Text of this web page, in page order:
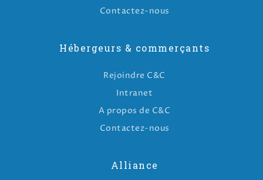
Contactez-nous
Hébergeurs & commerçants
Rejoindre C&C
Intranet
A propos de C&C
Contactez-nous
Alliance